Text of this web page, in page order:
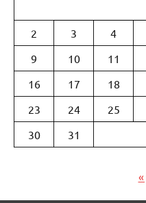
2
3 4
9
10 11
16
17 18
23
24 25
30
31